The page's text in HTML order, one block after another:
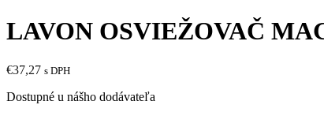
LAVON OSVIEŽOVAČ
€37,27 s DPH
Dostupné u nášho dodávateľa